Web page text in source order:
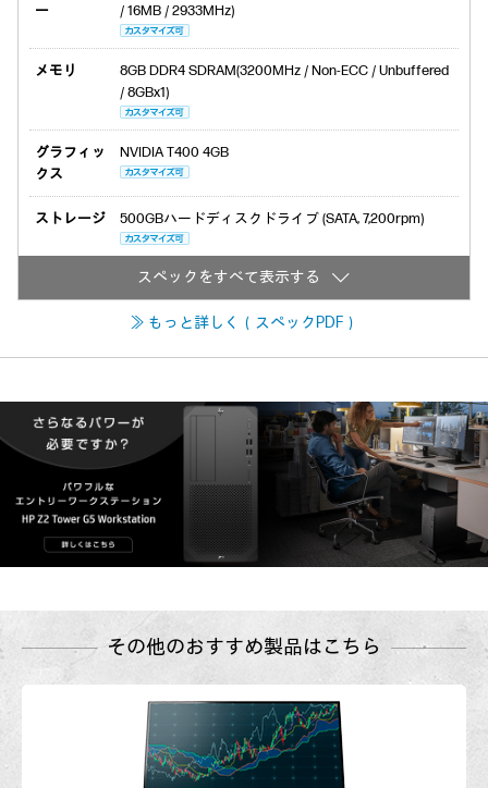
ー
/ 16MB / 2933MHz)
メモリ
8GB DDR4 SDRAM(3200MHz / Non-ECC / Unbuffered
/ 8GBx1)
グラフィッ
クス
NVIDIA T400 4GB
ストレージ 500GBハードディスクドライブ (SATA, 7,200rpm)
≫ もっと詳しく（スペックPDF）
その他のおすすめ製品はこちら